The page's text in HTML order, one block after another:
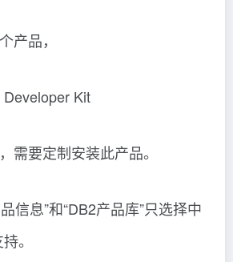
产品，
Kit
需要定制安装此产品。
品信息”和“DB2产品库”只选择中
。